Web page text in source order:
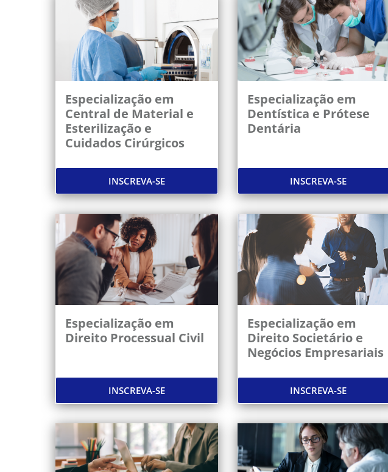
Especialização em
Central de Material e
Esterilização e
Cuidados Cirúrgicos
INSCREVA-SE
Especialização em
Dentística e Prótese
Dentária
INSCREVA-SE
Especialização em
Direito Processual Civil
INSCREVA-SE
Especialização em
Direito Societário e
Negócios Empresariais
INSCREVA-SE